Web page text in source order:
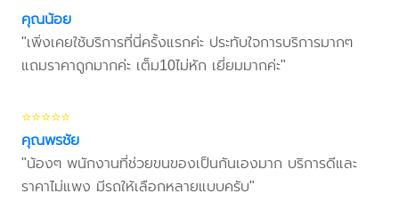
คุณน้อย
"เพิ่งเคยใช้บริการที่นี่ครั้งแรกค่ะ ประทับใจการบริการมากๆ
แถมราคาถูกมากค่ะ เต็ม10ไม่หัก เยี่ยมมากค่ะ"
⭐⭐⭐⭐⭐
คุณพรชัย
"น้องๆ พนักงานที่ช่วยขนของเป็นกันเองมาก บริการดีและ
ราคาไม่แพง มีรถให้เลือกหลายแบบครับ"